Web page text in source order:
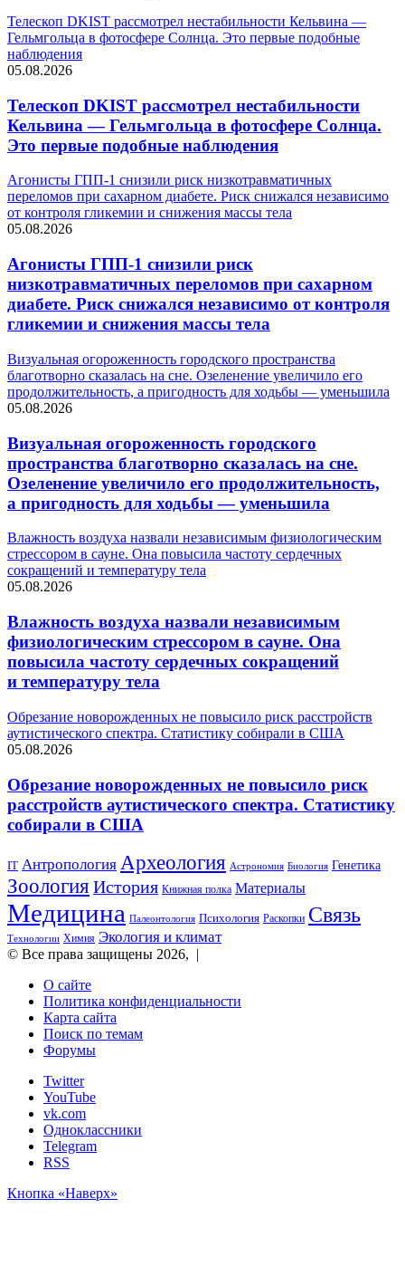
Телескоп DKIST рассмотрел нестабильности Кельвина —
Гельмгольца в фотосфере Солнца. Это первые подобные
наблюдения
05.08.2026
Телескоп DKIST рассмотрел нестабильности
Кельвина — Гельмгольца в фотосфере Солнца.
Это первые подобные наблюдения
Агонисты ГПП-1 снизили риск низкотравматичных
переломов при сахарном диабете. Риск снижался независимо
от контроля гликемии и снижения массы тела
05.08.2026
Агонисты ГПП-1 снизили риск
низкотравматичных переломов при сахарном
диабете. Риск снижался независимо от контроля
гликемии и снижения массы тела
Визуальная огороженность городского пространства
благотворно сказалась на сне. Озеленение увеличило его
продолжительность, а пригодность для ходьбы — уменьшила
05.08.2026
Визуальная огороженность городского
пространства благотворно сказалась на сне.
Озеленение увеличило его продолжительность,
а пригодность для ходьбы — уменьшила
Влажность воздуха назвали независимым физиологическим
стрессором в сауне. Она повысила частоту сердечных
сокращений и температуру тела
05.08.2026
Влажность воздуха назвали независимым
физиологическим стрессором в сауне. Она
повысила частоту сердечных сокращений
и температуру тела
Обрезание новорожденных не повысило риск расстройств
аутистического спектра. Статистику собирали в США
05.08.2026
Обрезание новорожденных не повысило риск
расстройств аутистического спектра. Статистику
собирали в США
IT Антропология Археология Астрономия Биология Генетика
Зоология История Книжная полка Материалы
Медицина Палеонтология Психология Раскопки Связь
Технологии Химия Экология и климат
© Все права защищены 2026, |
О сайте
Политика конфиденциальности
Карта сайта
Поиск по темам
Форумы
Twitter
YouTube
vk.com
Одноклассники
Telegram
RSS
Кнопка «Наверх»